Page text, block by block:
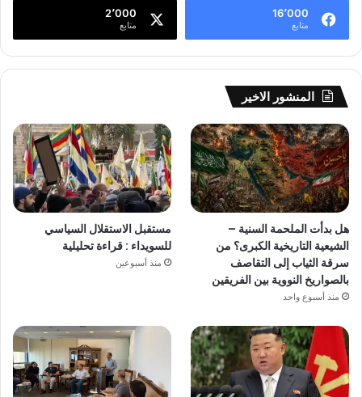
16٬000
متابع
2٬000
متابع
المنشور الاخير
هل بدأت الملحمة السنية –
الشيعية التاريخية الكبرى؟ من
سرقة الثياب إلى التقاصف
بالصواريخ النووية بين الفريقين
منذ أسبوع واحد
مستقبل الاستقلال السياسي
للسويداء : قراءة تحليلية
منذ أسبوعين